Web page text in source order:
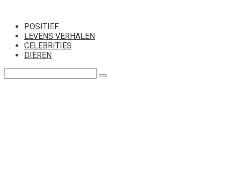
контентуPOSITIEF
LEVENS VERHALEN
CELEBRITIES
DIEREN